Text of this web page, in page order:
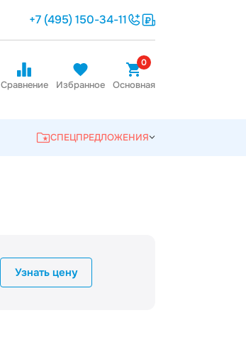
+7 (495) 150-34-11
Сравнение Избранное
0
Основная
СПЕЦПРЕДЛОЖЕНИЯ
Узнать цену